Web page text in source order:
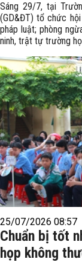
Sáng 29/7, tại
(GD&ĐT) tổ chức
pháp luật; phòng
ninh, trật tự trường
25/07/2026 08:57
Chuẩn bị tốt
họp không